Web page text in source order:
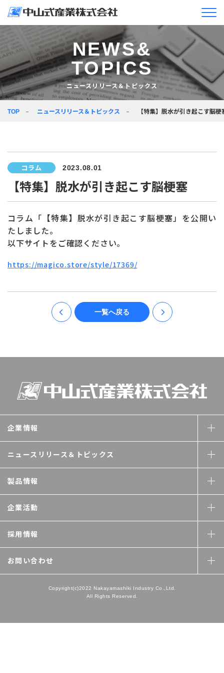
ニュースリリース＆トピックス
製品情報
お問い合わせ
NEWS&
TOPICS
ニュースリリース＆トピックス
TOP ニュースリリース＆トピックス 【特集】脱水が引き起こす脳梗
コラム 2023.08.01
【特集】脱水が引き起こす脳梗塞
コラム「【特集】脱水が引き起こす脳梗塞」を公開い
たしました。
以下サイトをご確認ください。
https://magico.store/style/17369/
一覧へ戻る
企業情報
ニュースリリース＆ トピックス
製品情報
企業活動
採用情報
お問い合わせ
Copyright(c)2022 Nakayamashiki Industry Co.,Ltd.
All Rights Reserved.